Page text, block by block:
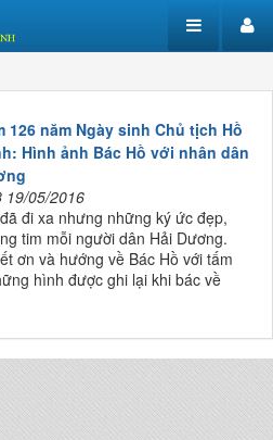
126 năm Ngày sinh Chủ tịch Hồ
Hình ảnh Bác Hồ với nhân dân
19/05/2016
đi xa nhưng những ký ức đẹp,
tim mỗi người dân Hải Dương.
ơn và hướng về Bác Hồ với tấm
hình được ghi lại khi bác về